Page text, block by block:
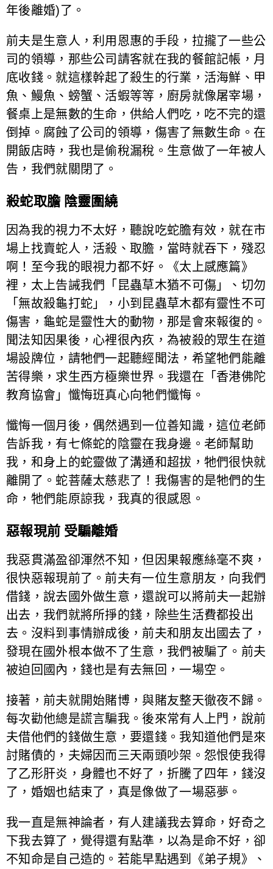
年後離婚)了。
前夫是生意人，利用恩惠的手段，拉攏了一些公
司的領導，那些公司請客就在我的餐館記帳，月
底收錢。就這樣幹起了殺生的行業，活海鮮、甲
魚、鰻魚、螃蟹、活蝦等等，廚房就像屠宰場，
餐桌上是無數的生命，供給人們吃，吃不完的還
倒掉。腐蝕了公司的領導，傷害了無數生命。在
開飯店時，我也是偷稅漏稅。生意做了一年被人
告，我們就關閉了。
殺蛇取膽 陰靈圍繞
因為我的視力不太好，聽說吃蛇膽有效，就在市
場上找賣蛇人，活殺、取膽，當時就吞下，殘忍
啊！至今我的眼視力都不好。《太上感應篇》
裡，太上告誡我們「昆蟲草木猶不可傷」、切勿
「無故殺龜打蛇」，小到昆蟲草木都有靈性不可
傷害，龜蛇是靈性大的動物，那是會來報復的。
聞法知因果後，心裡很內疚，為被殺的眾生在道
場設牌位，請牠們一起聽經聞法，希望牠們能離
苦得樂，求生西方極樂世界。我還在「香港佛陀
教育協會」懺悔班真心向牠們懺悔。
懺悔一個月後，偶然遇到一位善知識，這位老師
告訴我，有七條蛇的陰靈在我身邊。老師幫助
我，和身上的蛇靈做了溝通和超拔，牠們很快就
離開了。蛇菩薩太慈悲了！我傷害的是牠們的生
命，牠們能原諒我，我真的很感恩。
惡報現前 受騙離婚
我惡貫滿盈卻渾然不知，但因果報應絲毫不爽，
很快惡報現前了。前夫有一位生意朋友，向我們
借錢，說去國外做生意，還說可以將前夫一起辦
出去，我們就將所掙的錢，除些生活費都投出
去。沒料到事情辦成後，前夫和朋友出國去了，
發現在國外根本做不了生意，我們被騙了。前夫
被迫回國內，錢也是有去無回，一場空。
接著，前夫就開始賭博，與賭友整天徹夜不歸。
每次勸他總是謊言騙我。後來常有人上門，說前
夫借他們的錢做生意，要還錢。我知道他們是來
討賭債的，夫婦因而三天兩頭吵架。怨恨使我得
了乙形肝炎，身體也不好了，折騰了四年，錢沒
了，婚姻也結束了，真是像做了一場惡夢。
我一直是無神論者，有人建議我去算命，好奇之
下我去算了，覺得還有點準，以為是命不好，卻
不知命是自己造的。若能早點遇到《弟子規》、